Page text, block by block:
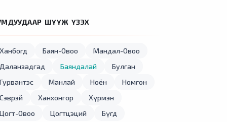
ШҮҮЖ ҮЗЭХ
Ханбогд Баян-Овоо
Мандал-Овоо
Даланзадгад
Баяндалай
Булган
Гурвантэс
Манлай Ноён
Номгон
Сэврэй
Ханхонгор
Хүрмэн
Цогт-Овоо
Цогтцэций Бүгд